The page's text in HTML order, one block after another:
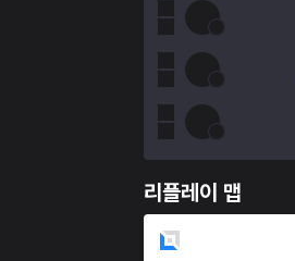
리플레이 맵